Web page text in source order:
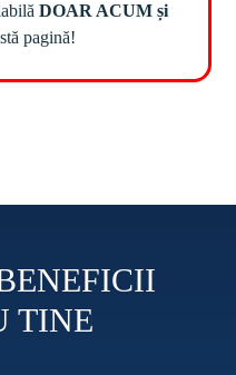
DOAR ACUM și
TINE